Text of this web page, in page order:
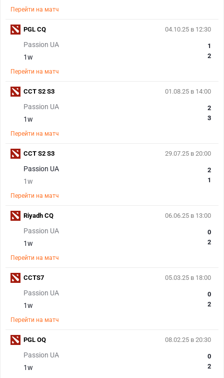
Перейти на матч
04.10.25 в 12:30
Passion UA
1w
1
2
Перейти на матч
PGL CQ
01.08.25 в 14:00
Passion UA
1w
2
3
Перейти на матч
CCT S2 S3
29.07.25 в 20:00
Passion UA
1w
2
1
Перейти на матч
CCT S2 S3
06.06.25 в 13:00
Passion UA
1w
0
2
Перейти на матч
Riyadh CQ
05.03.25 в 18:00
Passion UA
1w
0
2
Перейти на матч
CCTS7
08.02.25 в 20:30
Passion UA
1w
0
2
PGL OQ